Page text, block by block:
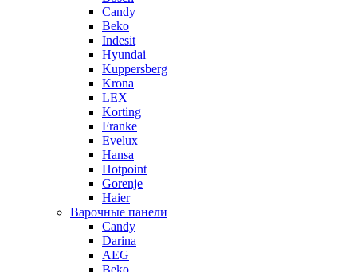
Candy
Beko
Indesit
Hyundai
Kuppersberg
Krona
LEX
Korting
Franke
Evelux
Hansa
Hotpoint
Gorenje
Haier
Варочные панели
Candy
Darina
AEG